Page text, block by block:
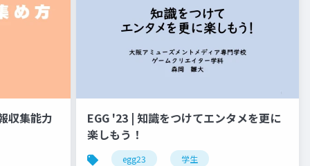
収集能力
EGG '23 | 知識をつけてエンタメを更に
楽しもう！
egg23 学生